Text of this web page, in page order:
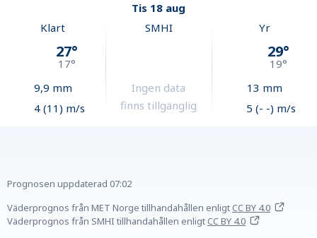
Tis 18 aug
Klart
27°
17°
9,9 mm
4 (11) m/s
SMHI
Ingen data
finns tillgänglig
Yr
29°
19°
13 mm
5 (- -) m/s
Prognosen uppdaterad 07:02
Väderprognos från MET Norge tillhandahållen enligtCC BY 4.0
Väderprognos från SMHI tillhandahållen enligtCC BY 4.0